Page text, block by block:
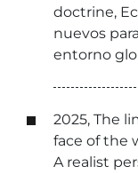
doctrine,
nuevos
entorno
2025, The
face of the
A realist